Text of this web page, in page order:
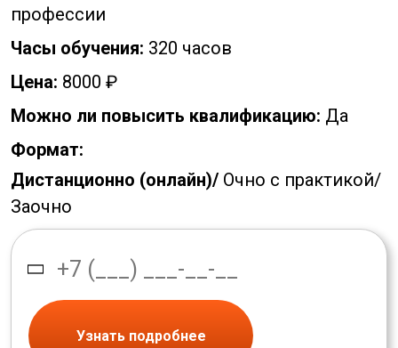
профессии
Часы обучения: 320 часов
Цена: 8000 ₽
Можно ли повысить квалификацию: Да
Формат:
Дистанционно (онлайн)/ Очно с практикой/
Заочно
Узнать подробнее